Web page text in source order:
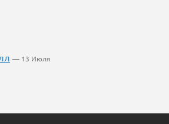
— 13 Июля